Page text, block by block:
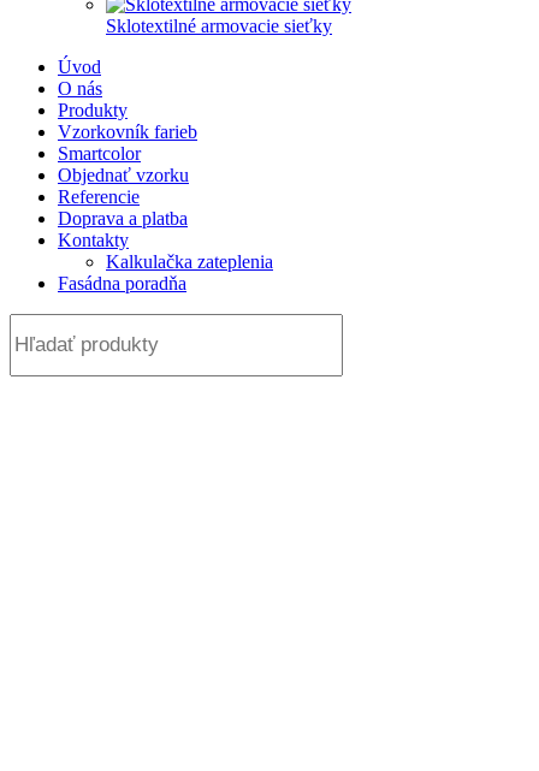
Sklotextilné armovacie sieťky
Úvod
O nás
Produkty
Vzorkovník farieb
Smartcolor
Objednať vzorku
Referencie
Doprava a platba
Kontakty
Kalkulačka zateplenia
Fasádna poradňa